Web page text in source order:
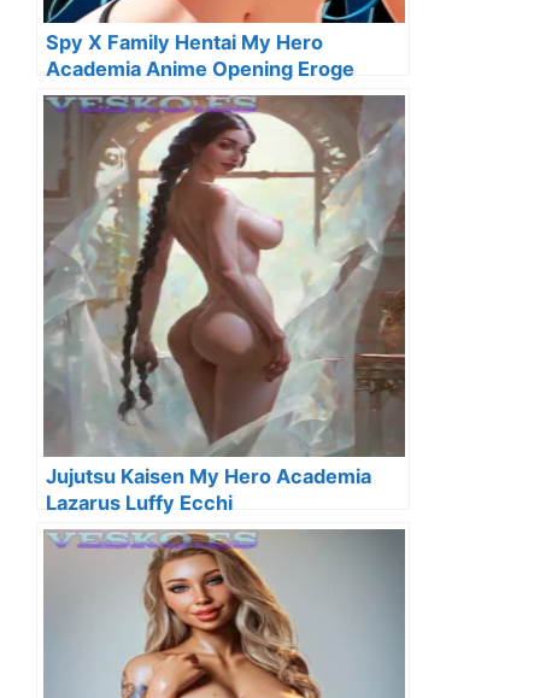
Spy X Family Hentai My Hero
Academia Anime Opening Eroge
Jujutsu Kaisen My Hero Academia
Lazarus Luffy Ecchi